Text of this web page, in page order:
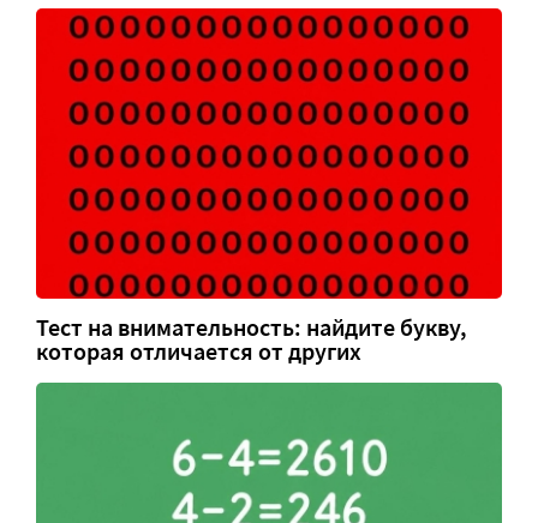
Тест на внимательность: найдите букву,
которая отличается от других